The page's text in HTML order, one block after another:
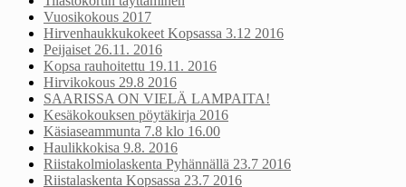
Vuosikokous 2017
Hirvenhaukkukokeet Kopsassa 3.12 2016
Peijaiset 26.11. 2016
Kopsa rauhoitettu 19.11. 2016
Hirvikokous 29.8 2016
SAARISSA ON VIELÄ LAMPAITA!
Kesäkokouksen pöytäkirja 2016
Käsiaseammunta 7.8 klo 16.00
Haulikkokisa 9.8. 2016
Riistakolmiolaskenta Pyhännällä 23.7 2016
Riistalaskenta Kopsassa 23.7 2016